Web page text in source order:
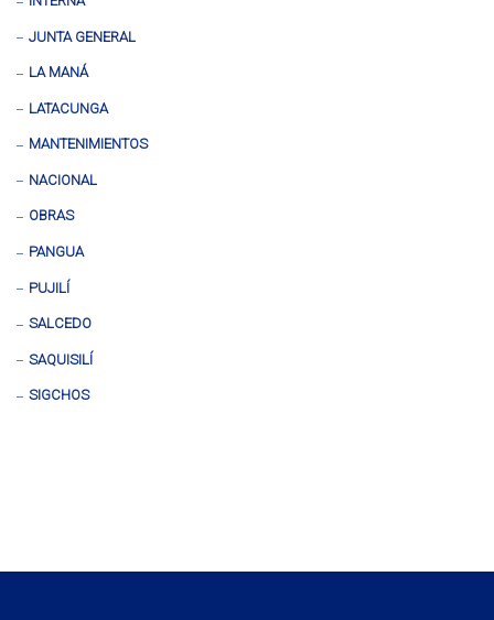
JUNTA GENERAL
LA MANÁ
LATACUNGA
MANTENIMIENTOS
NACIONAL
OBRAS
PANGUA
PUJILÍ
SALCEDO
SAQUISILÍ
SIGCHOS